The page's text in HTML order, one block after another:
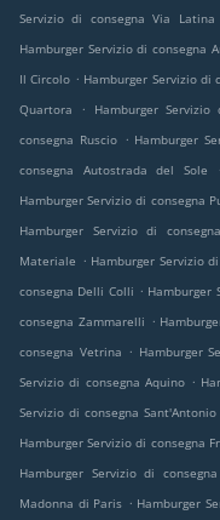
Servizio di consegna Via Latina
Hamburger Servizio di consegna
Il Circolo . Hamburger Servizio di
Quartora
. Hamburger
consegna Ruscio . Hamburger
consegna Autostrada del Sole
Hamburger Servizio di consegna
Hamburger Servizio di
Materiale . Hamburger Servizio
consegna Delli Colli . Hamburger
consegna Zammarelli .
consegna Vetrina . Hamburger
Servizio di consegna Aquino .
Servizio di consegna Sant'Antonio
Hamburger Servizio di consegna
Hamburger Servizio di
Madonna di Paris . Hamburger